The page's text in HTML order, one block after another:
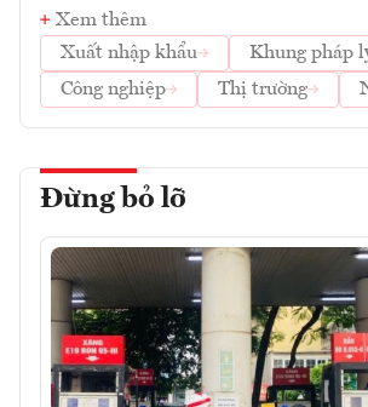
Xem thêm
Xuất nhập khẩu
Khung pháp
Công nghiệp
Thị trường
Đừng bỏ lỡ